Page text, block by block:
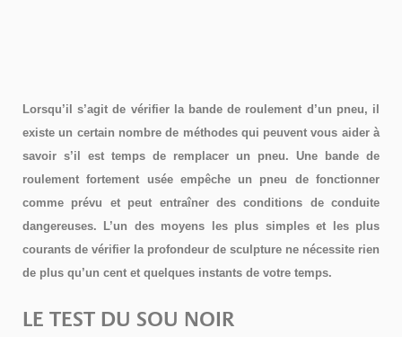
Lorsqu’il s’agit de vérifier la bande de roulement d’un pneu, il
existe un certain nombre de méthodes qui peuvent vous aider à
savoir s’il est temps de remplacer un pneu. Une bande de
roulement fortement usée empêche un pneu de fonctionner
comme prévu et peut entraîner des conditions de conduite
dangereuses. L’un des moyens les plus simples et les plus
courants de vérifier la profondeur de sculpture ne nécessite rien
de plus qu’un cent et quelques instants de votre temps.
LE TEST DU SOU NOIR